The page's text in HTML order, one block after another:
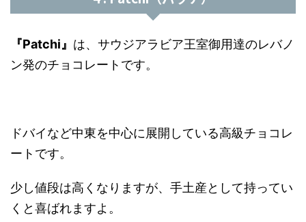
『Patchi』 は、サウジアラビア王室御用達のレバノ
ン発のチョコレートです。
ドバイなど中東を中心に展開している高級チョコレ
ートです。
少し値段は高くなりますが、手土産として持ってい
くと喜ばれますよ。